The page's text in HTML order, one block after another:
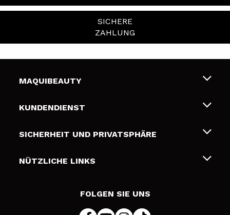
SICHERE
ZAHLUNG
MAQUIBEAUTY
Über uns
Geschenkkarten
KUNDENDIENST
Liefer- und Versandkosten
Zahlung
SICHERHEIT UND PRIVATSPHÄRE
Bedingungen und Datenschutz
NÜTZLICHE LINKS
FOLGEN SIE UNS